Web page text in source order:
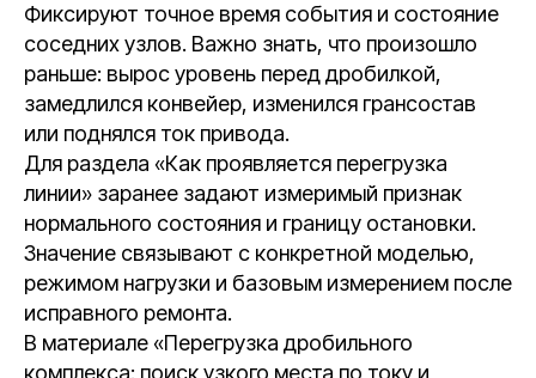
Фиксируют точное время события и состояние
соседних узлов. Важно знать, что произошло
раньше: вырос уровень перед дробилкой,
замедлился конвейер, изменился грансостав
или поднялся ток привода.
Для раздела «Как проявляется перегрузка
линии» заранее задают измеримый признак
нормального состояния и границу остановки.
Значение связывают с конкретной моделью,
режимом нагрузки и базовым измерением после
исправного ремонта.
В материале «Перегрузка дробильного
комплекса: поиск узкого места по току и